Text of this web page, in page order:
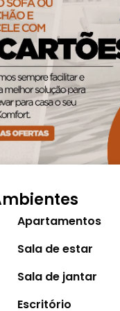
Apartamentos
Sala de estar
Sala de jantar
Escritório